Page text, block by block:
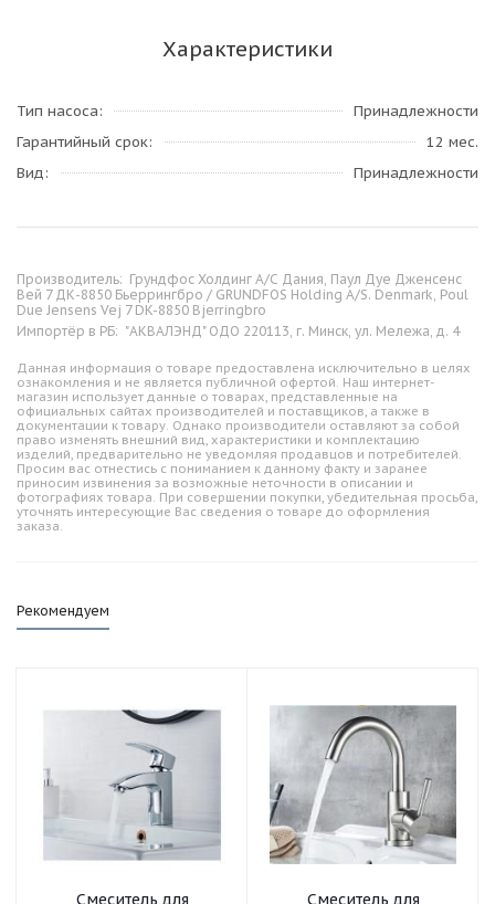
Характеристики
Тип насоса
Принадлежности
Гарантийный срок
12 мес.
Вид
Принадлежности
Производитель: Грундфос Холдинг А/С Дания, Паул Дуе Дженсенс
Вей 7 ДК-8850 Бьеррингбро / GRUNDFOS Holding A/S. Denmark, Poul
Due Jensens Vej 7 DK-8850 Bjerringbro
Импортёр в РБ: "АКВАЛЭНД" ОДО 220113, г. Минск, ул. Мележа, д. 4
Данная информация о товаре предоставлена исключительно в целях
ознакомления и не является публичной офертой. Наш интернет-
магазин использует данные о товарах, представленные на
официальных сайтах производителей и поставщиков, а также в
документации к товару. Однако производители оставляют за собой
право изменять внешний вид, характеристики и комплектацию
изделий, предварительно не уведомляя продавцов и потребителей.
Просим вас отнестись с пониманием к данному факту и заранее
приносим извинения за возможные неточности в описании и
фотографиях товара. При совершении покупки, убедительная просьба,
уточнять интересующие Вас сведения о товаре до оформления
заказа.
Рекомендуем
Смеситель для
Смеситель для